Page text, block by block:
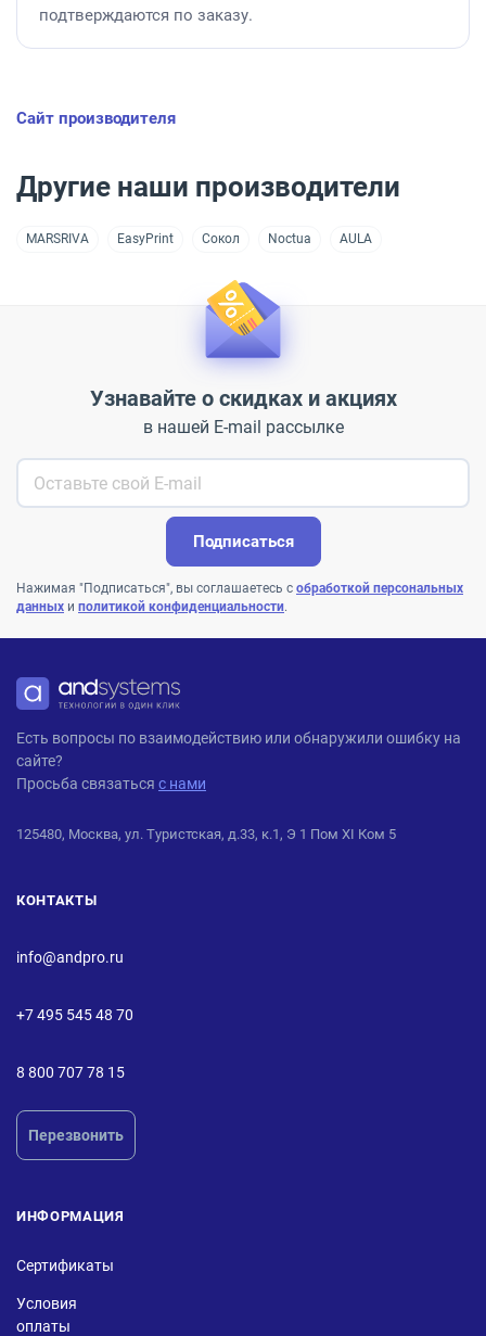
подтверждаются по заказу.
Сайт производителя
Другие наши производители
MARSRIVA EasyPrint Сокол Noctua AULA
Узнавайте о скидках и акциях
в нашей E-mail рассылке
Подписаться
Нажимая "Подписаться", вы соглашаетесь с обработкой персональных
данных и политикой конфиденциальности.
ANDPRO
Есть вопросы по взаимодействию или обнаружили ошибку на
сайте?
Просьба связаться с нами
125480, Москва, ул. Туристская, д.33, к.1, Э 1 Пом XI Ком 5
КОНТАКТЫ
info@andpro.ru
+7 495 545 48 70
8 800 707 78 15
Перезвонить
ИНФОРМАЦИЯ
Сертификаты
Условия
оплаты